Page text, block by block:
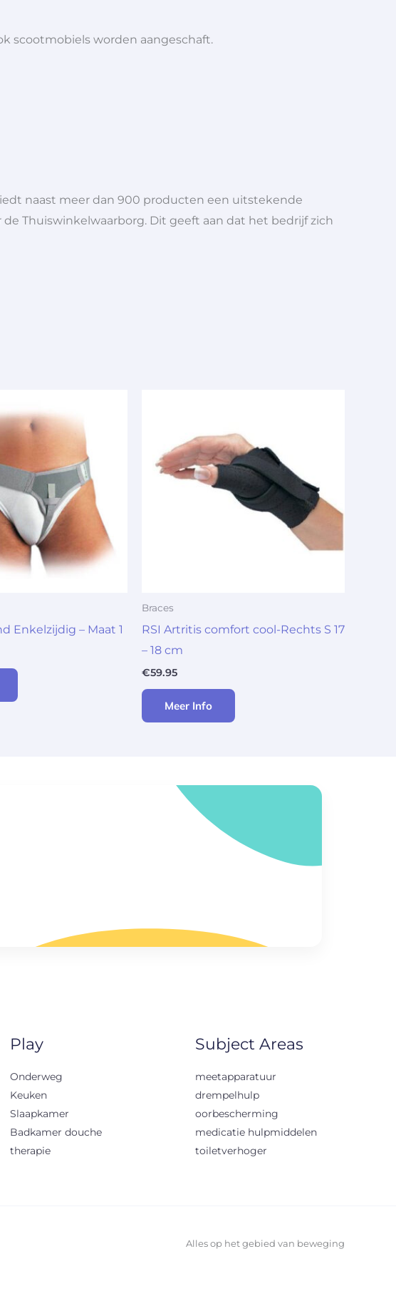
scootmobiels worden aangeschaft.
naast meer dan 900 producten een uitstekende
Thuiswinkelwaarborg. Dit geeft aan dat het bedrijf zich
Enkelzijdig – Maat 1
Braces
RSI Artritis comfort cool-Rechts S 17
– 18 cm
€59.95
Meer Info
Play
Onderweg
Keuken
Slaapkamer
Badkamer douche
therapie
Subject Areas
meetapparatuur
drempelhulp
oorbescherming
medicatie hulpmiddelen
toiletverhoger
Alles op het gebied van beweging